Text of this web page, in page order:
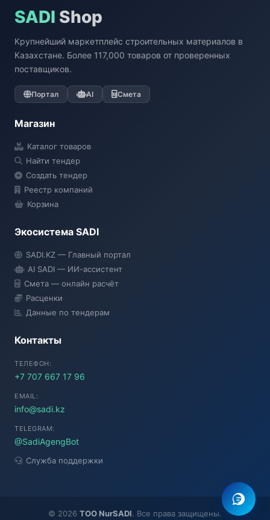
SADI Shop
Крупнейший маркетплейс строительных материалов в
Казахстане. Более 117,000 товаров от проверенных
поставщиков.
Портал AI Смета
Магазин
Каталог товаров
Найти тендер
Создать тендер
Реестр компаний
Корзина
Экосистема SADI
SADI.KZ — Главный портал
AI SADI — ИИ-ассистент
Смета — онлайн расчёт
Расценки
Данные по тендерам
Контакты
ТЕЛЕФОН:
+7 707 667 17 96
EMAIL:
info@sadi.kz
TELEGRAM:
@SadiAgengBot
Служба поддержки
© 2026 TOO NurSADI. Все права защищены.
● Подключение...